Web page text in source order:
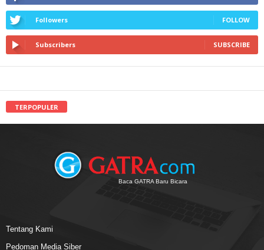
Followers FOLLOW
Subscribers SUBSCRIBE
TERPOPULER
Baca GATRA Baru Bicara
Tentang Kami
Pedoman Media Siber